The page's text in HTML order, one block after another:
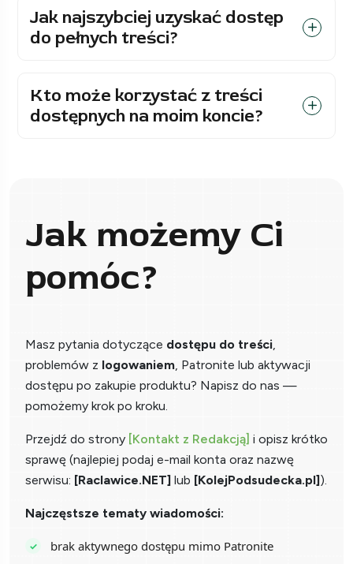
Jak najszybciej uzyskać dostęp
do pełnych treści?
Kto może korzystać z treści
dostępnych na moim koncie?
Jak możemy Ci
pomóc?
Masz pytania dotyczące dostępu do treści,
problemów z logowaniem, Patronite lub aktywacji
dostępu po zakupie produktu? Napisz do nas —
pomożemy krok po kroku.
Przejdź do strony [Kontakt z Redakcją] i opisz krótko
sprawę (najlepiej podaj e-mail konta oraz nazwę
serwisu: [Raclawice.NET] lub [KolejPodsudecka.pl]).
Najczęstsze tematy wiadomości:
brak aktywnego dostępu mimo Patronite